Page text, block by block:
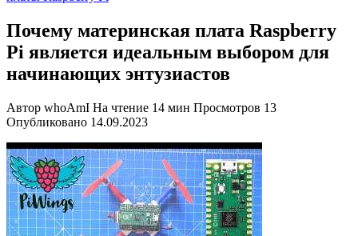
Почему материнская плата Raspberry
Pi является идеальным выбором для
начинающих энтузиастов
Автор whoAmI На чтение 14 мин Просмотров 13
Опубликовано 14.09.2023